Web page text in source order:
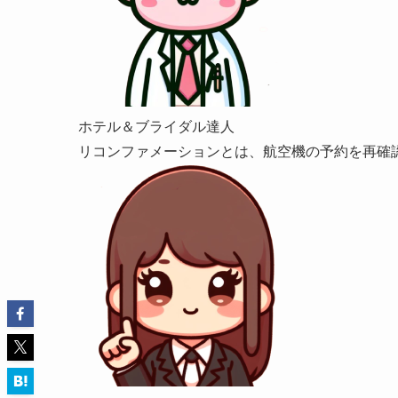
ホテル＆ブライダル達人
リコンファメーションとは、航空機の予約を再確